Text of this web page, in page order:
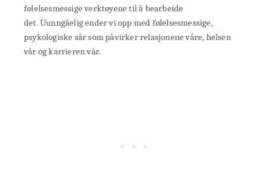
følelsesmessige verktøyene til å bearbeide
det. Uunngåelig ender vi opp med følelsesmessige,
psykologiske sår som påvirker relasjonene våre, helsen
vår og karrieren vår.